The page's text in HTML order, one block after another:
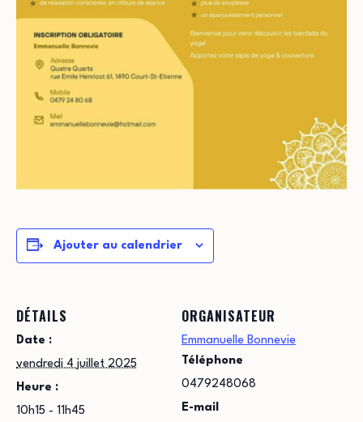
Ajouter au calendrier
DÉTAILS
Date :
vendredi 4 juillet 2025
Heure :
10h15 - 11h45
ORGANISATEUR
Emmanuelle Bonnevie
Téléphone
0479248068
E-mail